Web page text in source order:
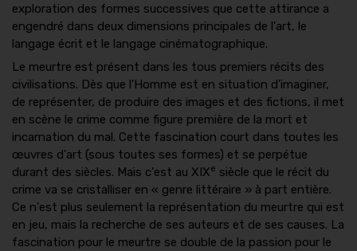
exploration des formes successives que cette attirance a
engendré dans deux dimensions principales de l'art, le
langage écrit et le langage cinématographique.
Le meurtre est présent dans les tous premiers récits des
civilisations. Dès que l'Homme est en situation d'imaginer,
de représenter, de produire des images et des fictions, il met
en scène le crime comme figure première de la mort et
incarnation du mal. Cette fascination court dans toutes les
œuvres d'art (sous toutes ses formes) et se perpétue
durant des siècles. Mais c'est au XIXe siècle que le récit du
crime va se cristalliser en « genre littéraire » à part entière.
Ce n'est plus seulement la représentation du meurtre qui est
en jeu, mais la recherche de ses auteurs et de ses causes. La
fascination pour le meurtre se double de la passion pour le